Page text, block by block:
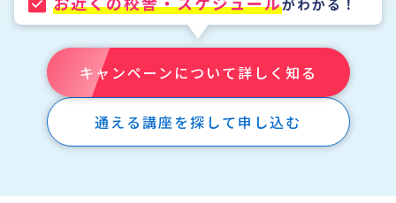
がわかる！
キャンペーンについて詳しく知る
通える講座を探して申し込む